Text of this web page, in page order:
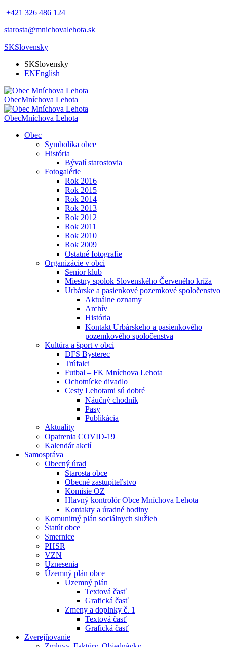
+421 326 486 124
starosta@mnichovalehota.sk
SKSlovensky
SKSlovensky
ENEnglish
ObecMníchova Lehota
ObecMníchova Lehota
Obec
Symbolika obce
História
Bývalí starostovia
Fotogalérie
Rok 2016
Rok 2015
Rok 2014
Rok 2013
Rok 2012
Rok 2011
Rok 2010
Rok 2009
Ostatné fotografie
Organizácie v obci
Senior klub
Miestny spolok Slovenského Červeného kríža
Urbárske a pasienkové pozemkové spoločenstvo
Aktuálne oznamy
Archív
História
Kontakt Urbárskeho a pasienkového
pozemkového spoločenstva
Kultúra a šport v obci
DFS Bysterec
Trúfalci
Futbal – FK Mníchova Lehota
Ochotnícke divadlo
Cesty Lehotami sú dobré
Náučný chodník
Pasy
Publikácia
Aktuality
Opatrenia COVID-19
Kalendár akcií
Samospráva
Obecný úrad
Starosta obce
Obecné zastupiteľstvo
Komisie OZ
Hlavný kontrolór Obce Mníchova Lehota
Kontakty a úradné hodiny
Komunitný plán sociálnych služieb
Štatút obce
Smernice
PHSR
VZN
Uznesenia
Územný plán obce
Územný plán
Textová časť
Grafická časť
Zmeny a doplnky č. 1
Textová časť
Grafická časť
Zverejňovanie